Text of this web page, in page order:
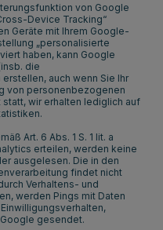
von Google
Device Tracking“
Geräte mit Ihrem Google-
„personalisierte
haben, kann Google
die
auch wenn Sie Ihr
von personenbezogenen
wir erhalten lediglich auf
Art. 6 Abs. 1 S. 1 lit. a
erteilen, werden keine
ausgelesen. Die in den
findet nicht
Verhaltens- und
werden Pings mit Daten
gesendet.